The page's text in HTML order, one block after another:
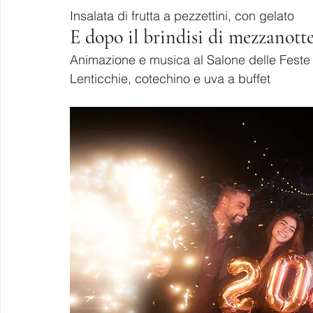
Insalata di frutta a pezzettini, con gelato
E dopo il brindisi di
Animazione e musica al Salone delle Feste
Lenticchie, cotechino e uva a buffet